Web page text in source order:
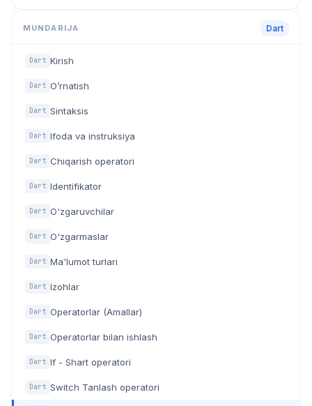
MUNDARIJA Dart
Dart Kirish
Dart O’rnatish
Dart Sintaksis
Dart Ifoda va instruksiya
Dart Chiqarish operatori
Dart Identifikator
Dart O'zgaruvchilar
Dart O'zgarmaslar
Dart Ma'lumot turlari
Dart Izohlar
Dart Operatorlar (Amallar)
Dart Operatorlar bilan ishlash
Dart If - Shart operatori
Dart Switch Tanlash operatori